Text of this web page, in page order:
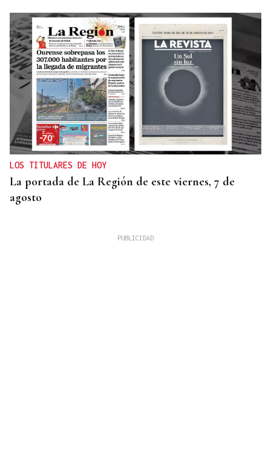
LOS TITULARES DE HOY
La portada de La Región de este viernes, 7 de
agosto